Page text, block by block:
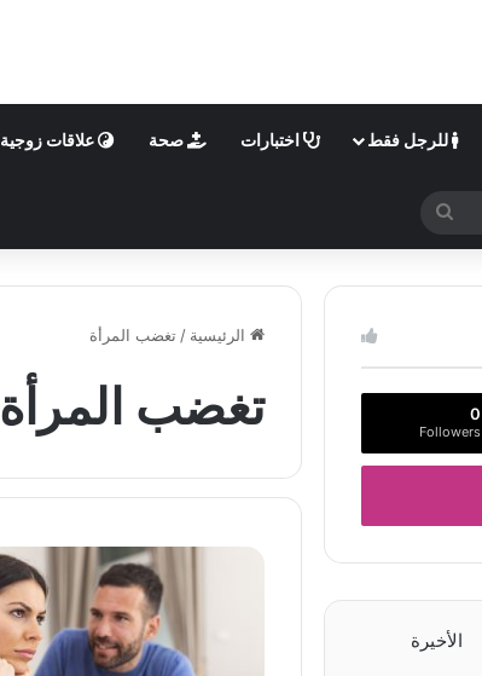
للرجل فقط اختبارات صحة علاقات زوجية
عن
الرئيسية / تغضب المرأة
تغضب المرأة 0
Followers
الأخيرة